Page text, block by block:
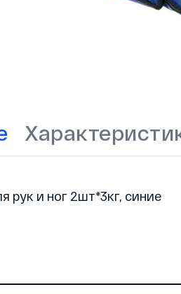
рук и ног 2шт*3кг, синие